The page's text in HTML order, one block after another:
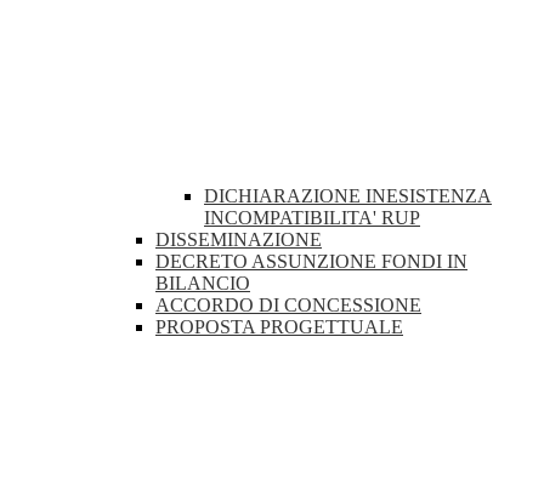
DICHIARAZIONE INESISTENZA
INCOMPATIBILITA' RUP
DISSEMINAZIONE
DECRETO ASSUNZIONE FONDI IN
BILANCIO
ACCORDO DI CONCESSIONE
PROPOSTA PROGETTUALE